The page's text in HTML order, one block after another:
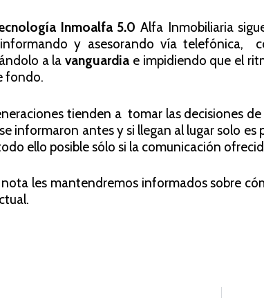
Inmoalfa 5.0 Alfa Inmobiliaria
informando y asesorando vía telefónica,
a lavanguardia e impidiendo que el
fondo.
tienden a tomar las decisiones
informaron antes y si llegan al lugar solo
ello posible sólo si la comunicación
nota les mantendremos informados sobre